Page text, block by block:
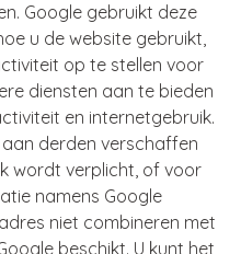
Google gebruikt deze
u de website gebruikt,
op te stellen voor
diensten aan te bieden
en internetgebruik.
derden verschaffen
wordt verplicht, of voor
namens Google
niet combineren met
beschikt. U kunt het